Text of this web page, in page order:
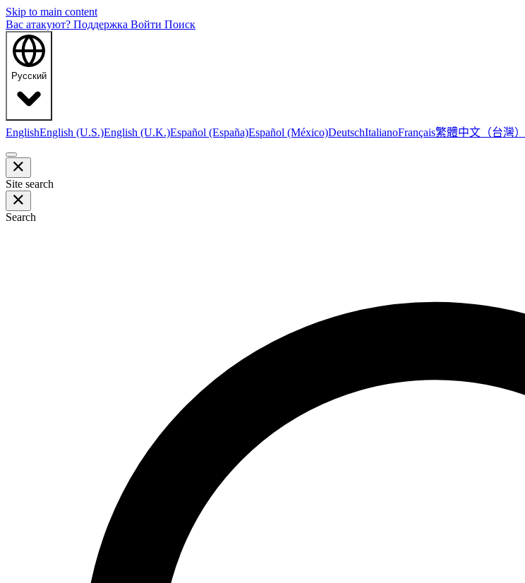
Skip to main content
Вас атакуют? Поддержка Войти Поиск
Русский
EnglishEnglish (U.S.)English (U.K.)Español (España)Español (México)DeutschItalianoFrançais繁體中文（台灣）
Site search
Search